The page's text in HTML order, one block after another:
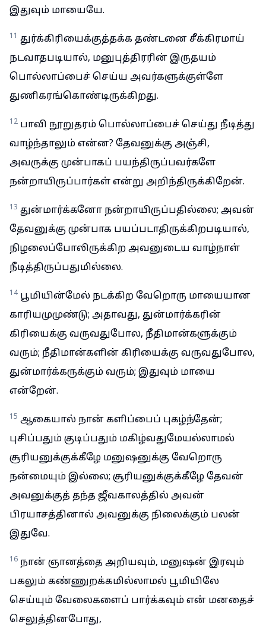
இதுவும் மாயையே.
11 துர்க்கிரியைக்குத்தக்க தண்டனை சீக்கிரமாய்
நடவாதபடியால், மனுபுத்திரரின் இருதயம்
பொல்லாப்பைச் செய்ய அவர்களுக்குள்ளே
துணிகரங்கொண்டிருக்கிறது.
12 பாவி நூறுதரம் பொல்லாப்பைச் செய்து நீடித்து
வாழ்ந்தாலும் என்ன? தேவனுக்கு அஞ்சி,
அவருக்கு முன்பாகப் பயந்திருப்பவர்களே
நன்றாயிருப்பார்கள் என்று அறிந்திருக்கிறேன்.
13 துன்மார்க்கனோ நன்றாயிருப்பதில்லை; அவன்
தேவனுக்கு முன்பாக பயப்படாதிருக்கிறபடியால்,
நிழலைப்போலிருக்கிற அவனுடைய வாழ்நாள்
நீடித்திருப்பதுமில்லை.
14 பூமியின்மேல் நடக்கிற வேறொரு மாயையான
காரியமுமுண்டு; அதாவது, துன்மார்க்கரின்
கிரியைக்கு வருவதுபோல, நீதிமான்களுக்கும்
வரும்; நீதிமான்களின் கிரியைக்கு வருவதுபோல,
துன்மார்க்கருக்கும் வரும்; இதுவும் மாயை
என்றேன்.
15 ஆகையால் நான் களிப்பைப் புகழ்ந்தேன்;
புசிப்பதும் குடிப்பதும் மகிழ்வதுமேயல்லாமல்
சூரியனுக்குக்கீழே மனுஷனுக்கு வேறொரு
நன்மையும் இல்லை; சூரியனுக்குக்கீழே தேவன்
அவனுக்குத் தந்த ஜீவகாலத்தில் அவன்
பிரயாசத்தினால் அவனுக்கு நிலைக்கும் பலன்
இதுவே.
16 நான் ஞானத்தை அறியவும், மனுஷன் இரவும்
பகலும் கண்ணுறக்கமில்லாமல் பூமியிலே
செய்யும் வேலைகளைப் பார்க்கவும் என் மனதைச்
செலுத்தினபோது,